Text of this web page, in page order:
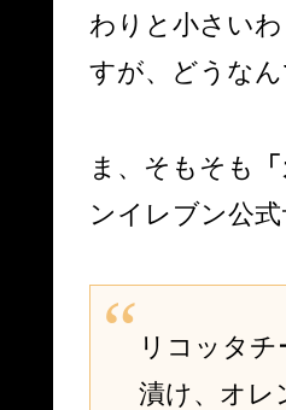
わりと小さい
すが、どうな
ま、そもそも
ンイレブン公
リコッタ
漬け、オレ